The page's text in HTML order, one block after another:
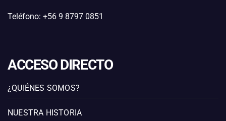
Teléfono: +56 9 8797 0851
ACCESO DIRECTO
¿QUIÉNES SOMOS?
NUESTRA HISTORIA